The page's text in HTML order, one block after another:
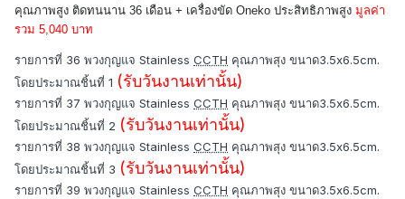
คุณภาพสูง ติดทนนาน 36 เดือน + เครื่องขัด Oneko ประสิทธิภาพสูง มูลค่า
รวม 5,040 บาท
รายการที่ 36 พวงกุญแจ Stainless CCTH คุณภาพสุง ขนาด3.5x6.5cm.
โดยประมาณชิ้นที่ 1 (รับวันงานเท่านั้น)
รายการที่ 37 พวงกุญแจ Stainless CCTH คุณภาพสุง ขนาด3.5x6.5cm.
โดยประมาณชิ้นที่ 2 (รับวันงานเท่านั้น)
รายการที่ 38 พวงกุญแจ Stainless CCTH คุณภาพสุง ขนาด3.5x6.5cm.
โดยประมาณชิ้นที่ 3 (รับวันงานเท่านั้น)
รายการที่ 39 พวงกุญแจ Stainless CCTH คุณภาพสุง ขนาด3.5x6.5cm.